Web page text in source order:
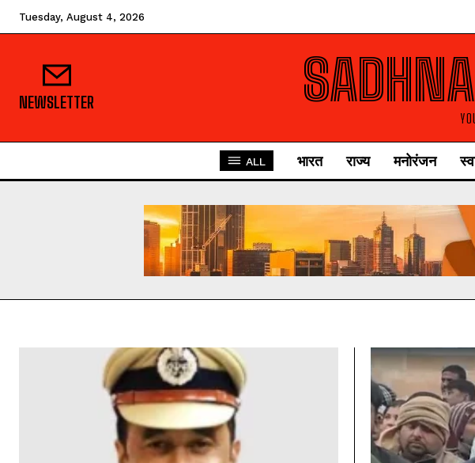
Tuesday, August 4, 2026
NEWSLETTER
ALL भारत राज्य मनोरंजन